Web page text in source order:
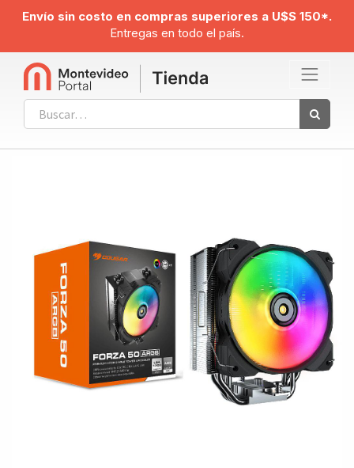
Envío sin costo en compras superiores a U$S 150*.
Entregas en todo el país.